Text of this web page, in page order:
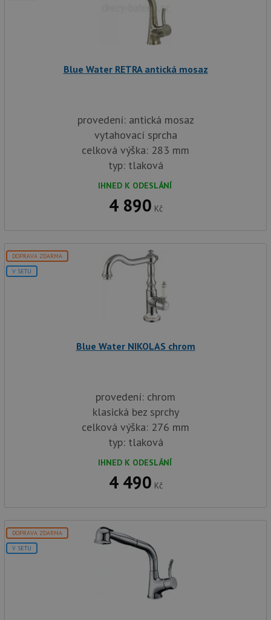
Blue Water RETRA antická mosaz
provedení: antická mosaz
vytahovací sprcha
celková výška: 283 mm
typ: tlaková
IHNED K ODESLÁNÍ
4 890 Kč
DOPRAVA ZDARMA
V SETU
Blue Water NIKOLAS chrom
provedení: chrom
klasická bez sprchy
celková výška: 276 mm
typ: tlaková
IHNED K ODESLÁNÍ
4 490 Kč
DOPRAVA ZDARMA
V SETU